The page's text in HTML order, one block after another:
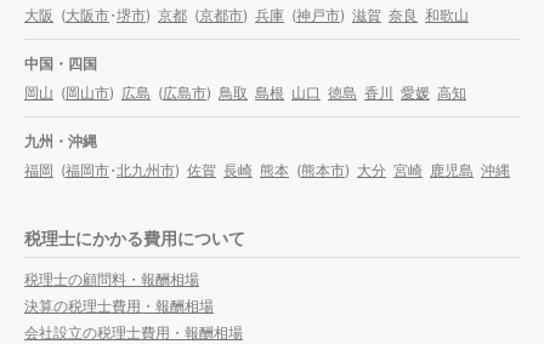
大阪 (大阪市・堺市) 京都 (京都市) 兵庫 (神戸市) 滋賀 奈良 和歌山
中国・四国
岡山 (岡山市) 広島 (広島市) 鳥取 島根 山口 徳島 香川 愛媛 高知
九州・沖縄
福岡 (福岡市・北九州市) 佐賀 長崎 熊本 (熊本市) 大分 宮崎 鹿児島 沖縄
税理士にかかる費用について
税理士の顧問料・報酬相場
決算の税理士費用・報酬相場
会社設立の税理士費用・報酬相場